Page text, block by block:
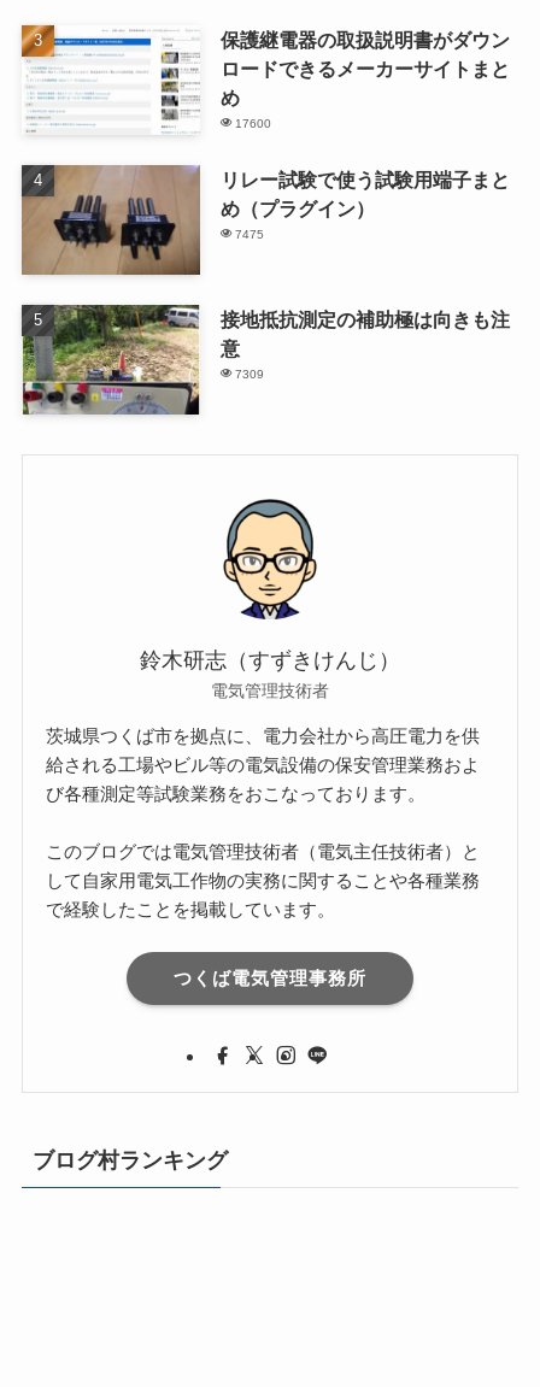
保護継電器の取扱説明書がダウン
ロードできるメーカーサイトまと
め
17600
リレー試験で使う試験用端子まと
め（プラグイン）
7475
接地抵抗測定の補助極は向きも注
意
7309
鈴木研志（すずきけんじ）
電気管理技術者
茨城県つくば市を拠点に、電力会社から高圧電力を供
給される工場やビル等の電気設備の保安管理業務およ
び各種測定等試験業務をおこなっております。
このブログでは電気管理技術者（電気主任技術者）と
して自家用電気工作物の実務に関することや各種業務
で経験したことを掲載しています。
つくば電気管理事務所
ブログ村ランキング